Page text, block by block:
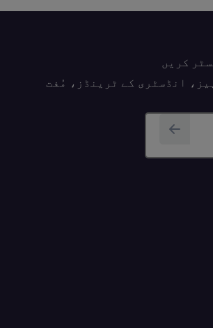
کریں
انڈسٹری کے ٹرینڈز، مُفت